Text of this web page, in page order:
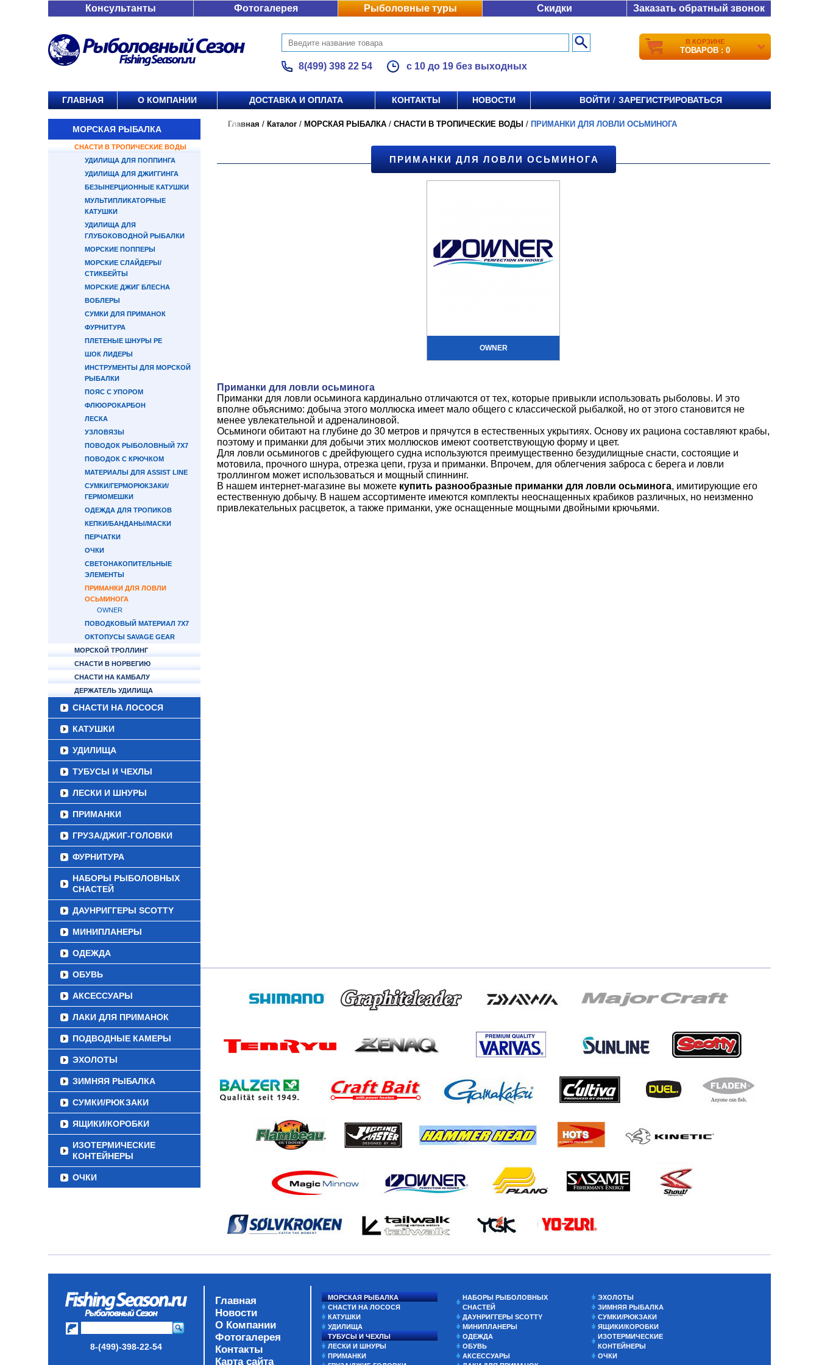
Консультанты Фотогалерея Рыболовные туры Скидки Заказать обратный звонок
8(499) 398 22 54 с 10 до 19 без выходных
В КОРЗИНЕ
ТОВАРОВ : 0
ГЛАВНАЯ О КОМПАНИИ ДОСТАВКА И ОПЛАТА КОНТАКТЫ НОВОСТИ ВОЙТИ / ЗАРЕГИСТРИРОВАТЬСЯ
МОРСКАЯ РЫБАЛКА
СНАСТИ В ТРОПИЧЕСКИЕ ВОДЫ
УДИЛИЩА ДЛЯ ПОППИНГА
УДИЛИЩА ДЛЯ ДЖИГГИНГА
БЕЗЫНЕРЦИОННЫЕ КАТУШКИ
МУЛЬТИПЛИКАТОРНЫЕ
КАТУШКИ
УДИЛИЩА ДЛЯ
ГЛУБОКОВОДНОЙ РЫБАЛКИ
МОРСКИЕ ПОППЕРЫ
МОРСКИЕ СЛАЙДЕРЫ/
СТИКБЕЙТЫ
МОРСКИЕ ДЖИГ БЛЕСНА
ВОБЛЕРЫ
СУМКИ ДЛЯ ПРИМАНОК
ФУРНИТУРА
ПЛЕТЕНЫЕ ШНУРЫ PE
ШОК ЛИДЕРЫ
ИНСТРУМЕНТЫ ДЛЯ МОРСКОЙ
РЫБАЛКИ
ПОЯС С УПОРОМ
ФЛЮОРОКАРБОН
ЛЕСКА
УЗЛОВЯЗЫ
ПОВОДОК РЫБОЛОВНЫЙ 7Х7
ПОВОДОК С КРЮЧКОМ
МАТЕРИАЛЫ ДЛЯ ASSIST LINE
СУМКИ/ГЕРМОРЮКЗАКИ/
ГЕРМОМЕШКИ
ОДЕЖДА ДЛЯ ТРОПИКОВ
КЕПКИ/БАНДАНЫ/МАСКИ
ПЕРЧАТКИ
ОЧКИ
СВЕТОНАКОПИТЕЛЬНЫЕ
ЭЛЕМЕНТЫ
ПРИМАНКИ ДЛЯ ЛОВЛИ
ОСЬМИНОГА
OWNER
ПОВОДКОВЫЙ МАТЕРИАЛ 7Х7
ОКТОПУСЫ SAVAGE GEAR
МОРСКОЙ ТРОЛЛИНГ
СНАСТИ В НОРВЕГИЮ
СНАСТИ НА КАМБАЛУ
ДЕРЖАТЕЛЬ УДИЛИЩА
СНАСТИ НА ЛОСОСЯ
КАТУШКИ
УДИЛИЩА
ТУБУСЫ И ЧЕХЛЫ
ЛЕСКИ И ШНУРЫ
ПРИМАНКИ
ГРУЗА/ДЖИГ-ГОЛОВКИ
ФУРНИТУРА
НАБОРЫ РЫБОЛОВНЫХ
СНАСТЕЙ
ДАУНРИГГЕРЫ SCOTTY
МИНИПЛАНЕРЫ
ОДЕЖДА
ОБУВЬ
АКСЕССУАРЫ
ЛАКИ ДЛЯ ПРИМАНОК
ПОДВОДНЫЕ КАМЕРЫ
ЭХОЛОТЫ
ЗИМНЯЯ РЫБАЛКА
СУМКИ/РЮКЗАКИ
ЯЩИКИ/КОРОБКИ
ИЗОТЕРМИЧЕСКИЕ
КОНТЕЙНЕРЫ
ОЧКИ
Главная / Каталог / МОРСКАЯ РЫБАЛКА / СНАСТИ В ТРОПИЧЕСКИЕ ВОДЫ / ПРИМАНКИ ДЛЯ ЛОВЛИ ОСЬМИНОГА
ПРИМАНКИ ДЛЯ ЛОВЛИ ОСЬМИНОГА
OWNER
Приманки для ловли осьминога
Приманки для ловли осьминога кардинально отличаются от тех, которые привыкли использовать рыболовы. И это
вполне объяснимо: добыча этого моллюска имеет мало общего с классической рыбалкой, но от этого становится не
менее увлекательной и адреналиновой.
Осьминоги обитают на глубине до 30 метров и прячутся в естественных укрытиях. Основу их рациона составляют крабы,
поэтому и приманки для добычи этих моллюсков имеют соответствующую форму и цвет.
Для ловли осьминогов с дрейфующего судна используются преимущественно безудилищные снасти, состоящие и
мотовила, прочного шнура, отрезка цепи, груза и приманки. Впрочем, для облегчения заброса с берега и ловли
троллингом может использоваться и мощный спиннинг.
В нашем интернет-магазине вы можете купить разнообразные приманки для ловли осьминога, имитирующие его
естественную добычу. В нашем ассортименте имеются комплекты неоснащенных крабиков различных, но неизменно
привлекательных расцветок, а также приманки, уже оснащенные мощными двойными крючьями.
8-(499)-398-22-54
Главная
Новости
О Компании
Фотогалерея
Контакты
Карта сайта
МОРСКАЯ РЫБАЛКА
СНАСТИ НА ЛОСОСЯ
КАТУШКИ
УДИЛИЩА
ТУБУСЫ И ЧЕХЛЫ
ЛЕСКИ И ШНУРЫ
ПРИМАНКИ
НАБОРЫ РЫБОЛОВНЫХ
СНАСТЕЙ
ДАУНРИГГЕРЫ SCOTTY
МИНИПЛАНЕРЫ
ОДЕЖДА
ОБУВЬ
АКСЕССУАРЫ
ЭХОЛОТЫ
ЗИМНЯЯ РЫБАЛКА
СУМКИ/РЮКЗАКИ
ЯЩИКИ/КОРОБКИ
ИЗОТЕРМИЧЕСКИЕ
КОНТЕЙНЕРЫ
ОЧКИ